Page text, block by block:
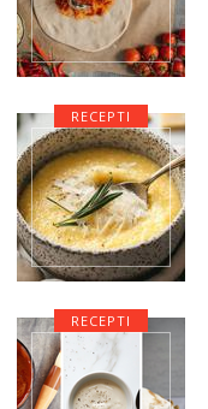
RECEPTI
RECEPTI